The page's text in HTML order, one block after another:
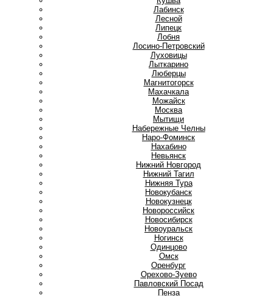
Лабинск
Лесной
Липецк
Лобня
Лосино-Петровский
Луховицы
Лыткарино
Люберцы
Магнитогорск
Махачкала
Можайск
Москва
Мытищи
Набережные Челны
Наро-Фоминск
Нахабино
Невьянск
Нижний Новгород
Нижний Тагил
Нижняя Тура
Новокубанск
Новокузнецк
Новороссийск
Новосибирск
Новоуральск
Ногинск
Одинцово
Омск
Оренбург
Орехово-Зуево
Павловский Посад
Пенза